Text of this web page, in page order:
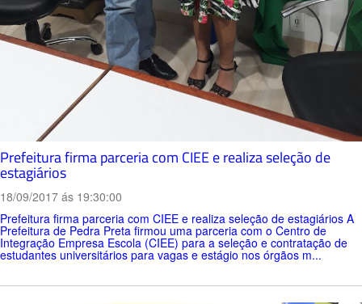
Prefeitura firma parceria com CIEE e realiza seleção de
estagiários
18/09/2017 ás 19:30:00
Prefeitura firma parceria com CIEE e realiza seleção de estagiários A
Prefeitura de Pedra Preta firmou uma parceria com o Centro de
Integração Empresa Escola (CIEE) para a seleção e contratação de
estudantes universitários para vagas e estágio nos órgãos m...